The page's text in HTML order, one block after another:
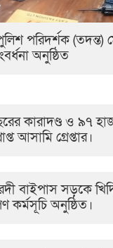
পরিদর্শক (তদন্ত)
অনুষ্ঠিত
কারাদণ্ড ও ৯৭
আসামি গ্রেপ্তার।
বাইপাস সড়কে
কর্মসূচি অনুষ্ঠিত।